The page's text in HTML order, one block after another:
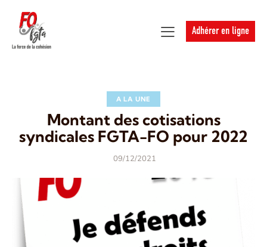
Adhérer en ligne
A LA UNE
Montant des cotisations
syndicales FGTA-FO pour 2022
09/12/2021